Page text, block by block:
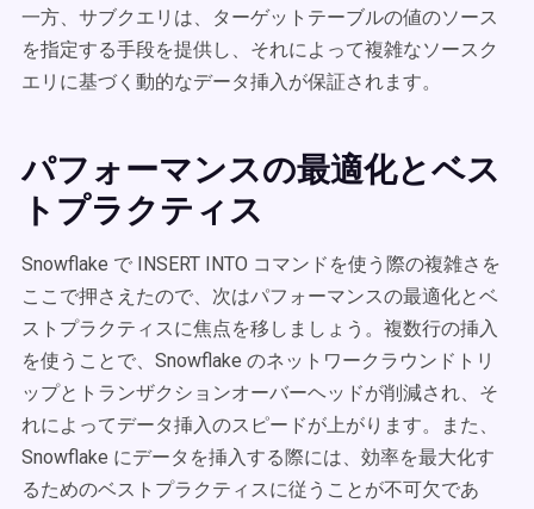
一方、サブクエリは、ターゲットテーブルの値のソース
を指定する手段を提供し、それによって複雑なソースク
エリに基づく動的なデータ挿入が保証されます。
パフォーマンスの最適化とベス
トプラクティス
Snowflake で INSERT INTO コマンドを使う際の複雑さを
ここで押さえたので、次はパフォーマンスの最適化とベ
ストプラクティスに焦点を移しましょう。複数行の挿入
を使うことで、Snowflake のネットワークラウンドトリ
ップとトランザクションオーバーヘッドが削減され、そ
れによってデータ挿入のスピードが上がります。また、
Snowflake にデータを挿入する際には、効率を最大化す
るためのベストプラクティスに従うことが不可欠であ